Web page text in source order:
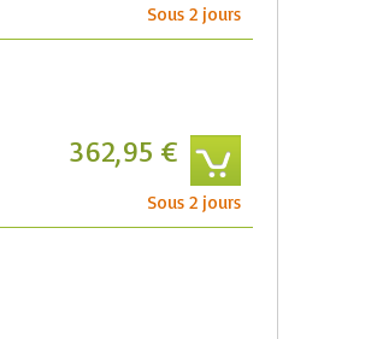
Sous 2 jours
Sous 2 jours
362,95 €